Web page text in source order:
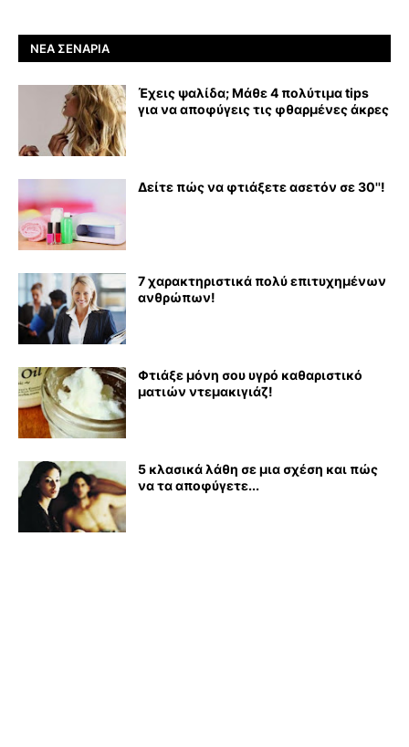
ΝΈΑ ΣΕΝΆΡΙΑ
Έχεις ψαλίδα; Μάθε 4 πολύτιμα tips
για να αποφύγεις τις φθαρμένες άκρες
Δείτε πώς να φτιάξετε ασετόν σε 30''!
7 χαρακτηριστικά πολύ επιτυχημένων
ανθρώπων!
Φτιάξε μόνη σου υγρό καθαριστικό
ματιών ντεμακιγιάζ!
5 κλασικά λάθη σε μια σχέση και πώς
να τα αποφύγετε...